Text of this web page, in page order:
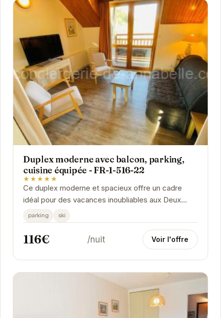
Duplex moderne avec balcon, parking,
cuisine équipée - FR-1-516-22
★★★★★
Ce duplex moderne et spacieux offre un cadre
idéal pour des vacances inoubliables aux Deux
Alpes. Son balcon privé vous permettra de profiter
de la...
parking ski
116€ /nuit Voir l'offre